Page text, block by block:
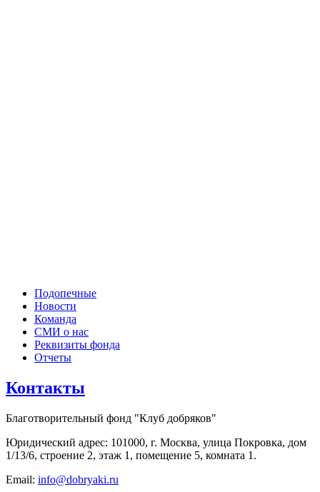
Подопечные
Новости
Команда
СМИ о нас
Реквизиты фонда
Отчеты
Контакты
Благотворительный фонд "Клуб добряков"
Юридический адрес: 101000, г. Москва, улица Покровка, дом
1/13/6, строение 2, этаж 1, помещение 5, комната 1.
Email: info@dobryaki.ru